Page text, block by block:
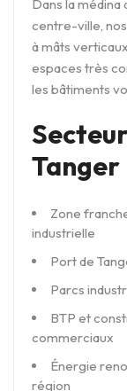
Dans la médina
centre-ville,
à mâts
espaces très
les bâtiments
Tanger
Zone
industrielle
Port de
Parcs
BTP et
commerciaux
Énergie
région